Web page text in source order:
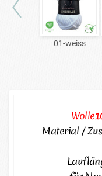
01-weiss
Material /